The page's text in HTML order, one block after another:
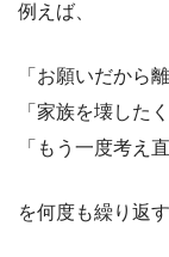
例えば、
「お願いだから
「家族を壊した
「もう一度考え
を何度も繰り返